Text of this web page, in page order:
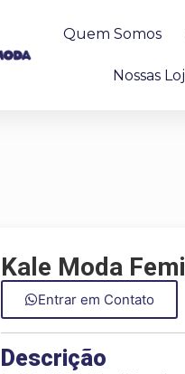
Quem Somos
Nossas
Kale Moda
Entrar em Contato
Descrição